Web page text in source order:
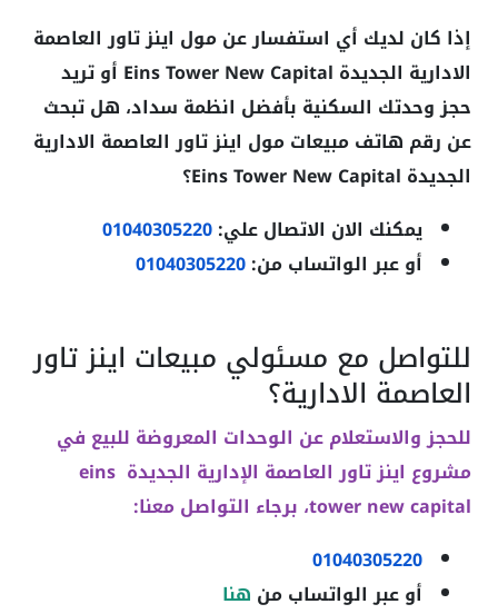
إذا كان لديك أي استفسار عن مول اينز تاور العاصمة
الادارية الجديدة Eins Tower New Capital أو تريد
حجز وحدتك السكنية بأفضل انظمة سداد، هل تبحث
عن رقم هاتف مبيعات مول اينز تاور العاصمة الادارية
الجديدة Eins Tower New Capital؟
يمكنك الان الاتصال علي:01040305220
أو عبر الواتساب من:01040305220
للتواصل مع مسئولي مبيعات اينز تاور
العاصمة الادارية؟
للحجز والاستعلام عن الوحدات المعروضة للبيع في
مشروع اينز تاور العاصمة الإدارية الجديدة eins
tower new capital، برجاء التواصل معنا:
01040305220
أو عبر الواتساب من هنا